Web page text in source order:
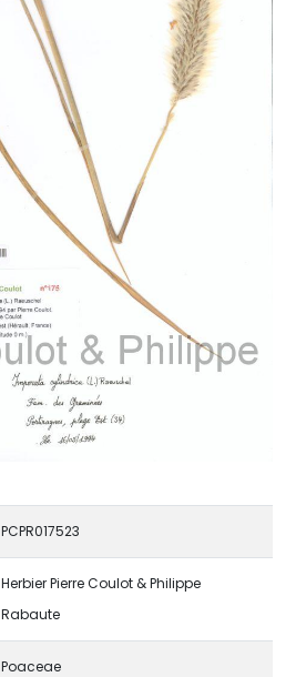
PCPR017523
Herbier Pierre Coulot & Philippe
Rabaute
Poaceae